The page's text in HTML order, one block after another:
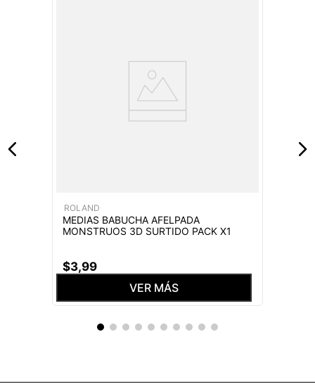
ROLAND
MEDIAS BABUCHA AFELPADA
MONSTRUOS 3D SURTIDO PACK X1
$3,99
VER MÁS